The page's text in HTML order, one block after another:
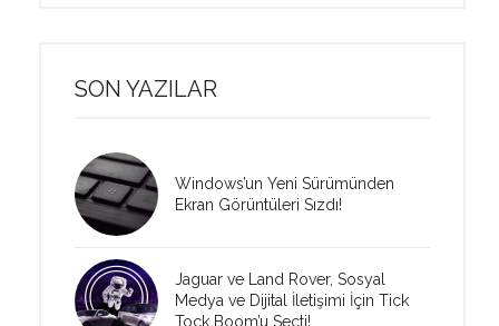
SON YAZILAR
Windows’un Yeni Sürümünden
Ekran Görüntüleri Sızdı!
Jaguar ve Land Rover, Sosyal
Medya ve Dijital İletişimi İçin Tick
Tock Boom’u Seçti!